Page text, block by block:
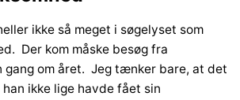
ikke så meget i søgelyset som
Der kom måske besøg fra
gang om året. Jeg tænker bare, at det
ikke lige havde fået sin